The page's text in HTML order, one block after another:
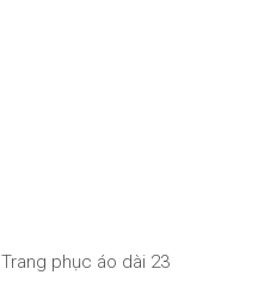
Trang phục áo dài 23